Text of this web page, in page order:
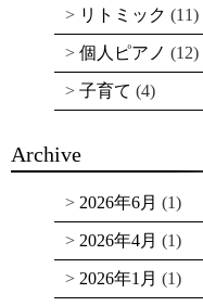
リトミック (11)
個人ピアノ (12)
子育て (4)
Archive
2026年6月 (1)
2026年4月 (1)
2026年1月 (1)